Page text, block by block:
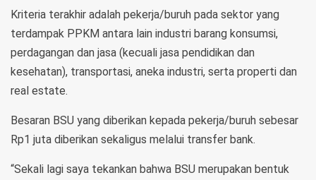
Kriteria terakhir adalah pekerja/buruh pada sektor yang
terdampak PPKM antara lain industri barang konsumsi,
perdagangan dan jasa (kecuali jasa pendidikan dan
kesehatan), transportasi, aneka industri, serta properti dan
real estate.
Besaran BSU yang diberikan kepada pekerja/buruh sebesar
Rp1 juta diberikan sekaligus melalui transfer bank.
“Sekali lagi saya tekankan bahwa BSU merupakan bentuk